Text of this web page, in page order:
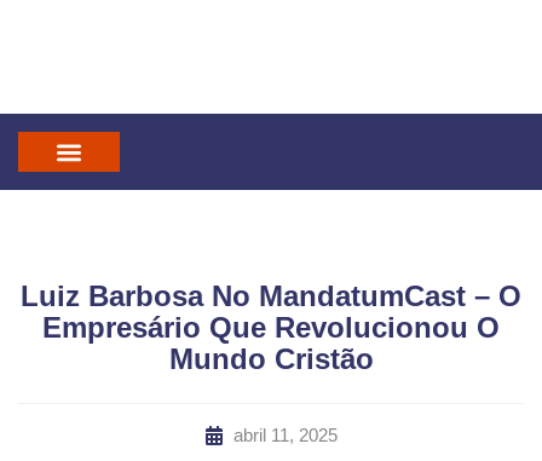
Luiz Barbosa No MandatumCast – O
Empresário Que Revolucionou O
Mundo Cristão
abril 11, 2025